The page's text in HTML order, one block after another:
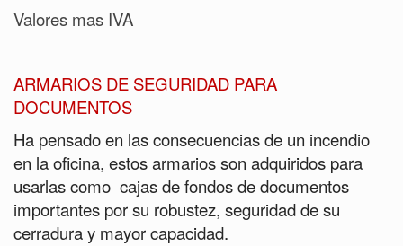
Valores mas IVA
ARMARIOS DE SEGURIDAD PARA
DOCUMENTOS
Ha pensado en las consecuencias de un incendio
en la oficina, estos armarios son adquiridos para
usarlas como cajas de fondos de documentos
importantes por su robustez, seguridad de su
cerradura y mayor capacidad.